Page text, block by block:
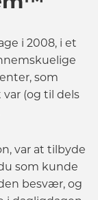
i 2008, i et
som
(og til dels
var at tilbyde
som kunde
besvær, og